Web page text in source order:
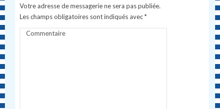
Votre adresse de messagerie ne sera pas publiée.
Les champs obligatoires sont indiqués avec*
Commentaire